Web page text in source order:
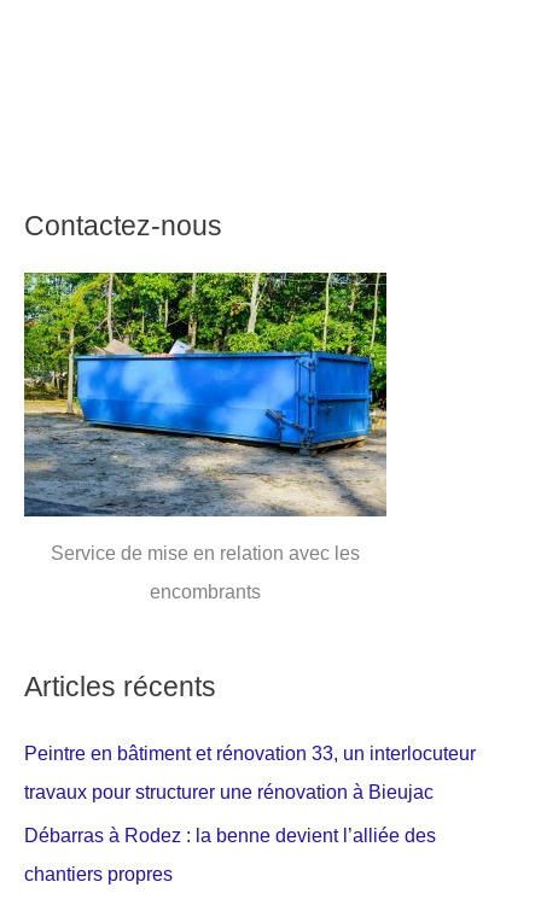
Contactez-nous
Service de mise en relation avec les
encombrants
Articles récents
Peintre en bâtiment et rénovation 33, un interlocuteur
travaux pour structurer une rénovation à Bieujac
Débarras à Rodez : la benne devient l’alliée des
chantiers propres